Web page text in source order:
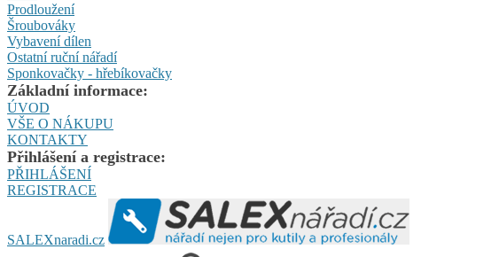
Prodloužení
Šroubováky
Vybavení dílen
Ostatní ruční nářadí
Sponkovačky - hřebíkovačky
Základní informace:
ÚVOD
VŠE O NÁKUPU
KONTAKTY
Přihlášení a registrace:
PŘIHLÁŠENÍ
REGISTRACE
SALEXnaradi.cz